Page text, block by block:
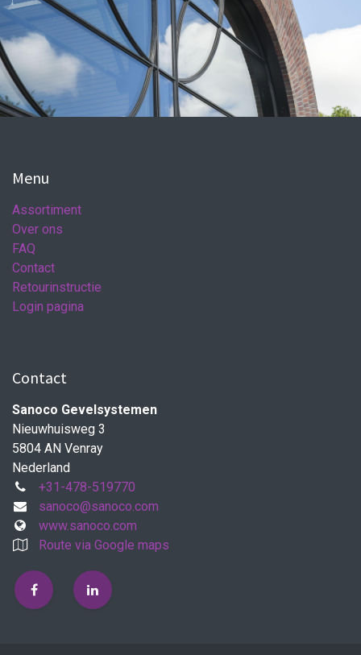
Menu
Assortiment
Over ons
FAQ
Contact
Retourinstructie
Login pagina
Contact
Sanoco Gevelsystemen
Nieuwhuisweg 3
5804 AN Venray
Nederland
+31-478-519770
sanoco@sanoco.com
www.sanoco.com
Route via Google maps